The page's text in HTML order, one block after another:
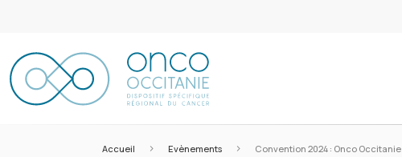
Accueil > Evènements > Convention 2024 : Onco Occitanie